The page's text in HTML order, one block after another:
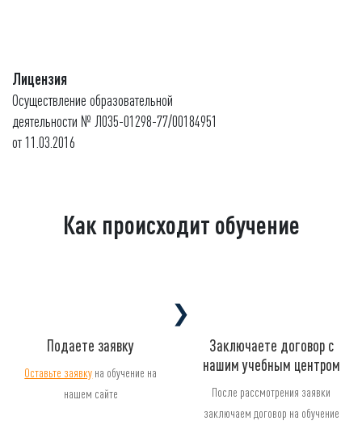
Лицензия
Осуществление образовательной
деятельности № Л035-01298-77/00184951
от 11.03.2016
Как происходит обучение
Подаете заявку
Оставьте заявку на обучение на
нашем сайте
❯
Заключаете договор с
нашим учебным центром
После рассмотрения заявки
заключаем договор на обучение